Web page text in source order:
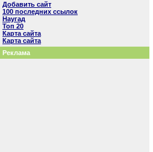
Добавить сайт
100 последних ссылок
Наугад
Топ 20
Карта сайта
Карта сайта
Реклама